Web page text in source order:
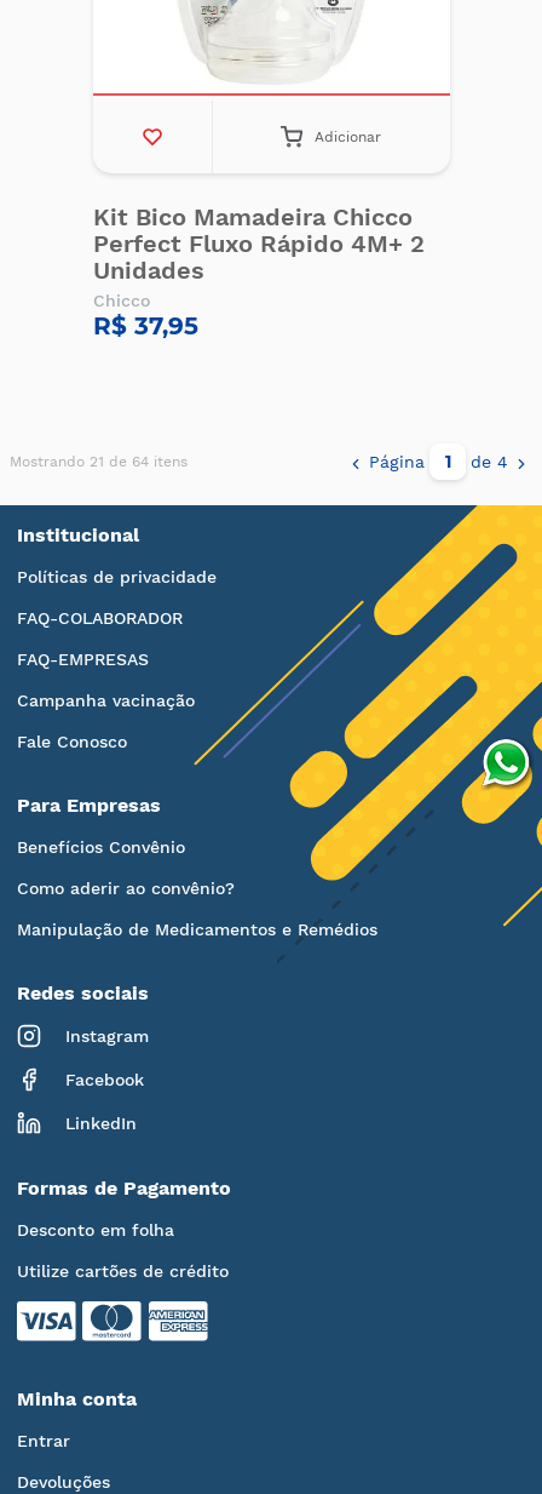
Adicionar
Kit Bico Mamadeira Chicco
Perfect Fluxo Rápido 4M+ 2
Unidades
Chicco
R$ 37,95
Mostrando 21 de 64 itens Página de 4
Institucional
Políticas de privacidade
FAQ-COLABORADOR
FAQ-EMPRESAS
Campanha vacinação
Fale Conosco
Para Empresas
Benefícios Convênio
Como aderir ao convênio?
Manipulação de Medicamentos e Remédios
Redes sociais
Instagram
Facebook
LinkedIn
Formas de Pagamento
Desconto em folha
Utilize cartões de crédito
Minha conta
Entrar
Devoluções